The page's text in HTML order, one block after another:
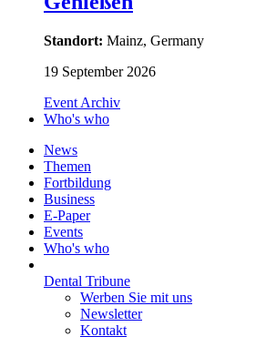
Standort: Mainz, Germany
19 September 2026
Event Archiv
Who's who
News
Themen
Fortbildung
Business
E-Paper
Events
Who's who
Dental Tribune
Werben Sie mit uns
Newsletter
Kontakt